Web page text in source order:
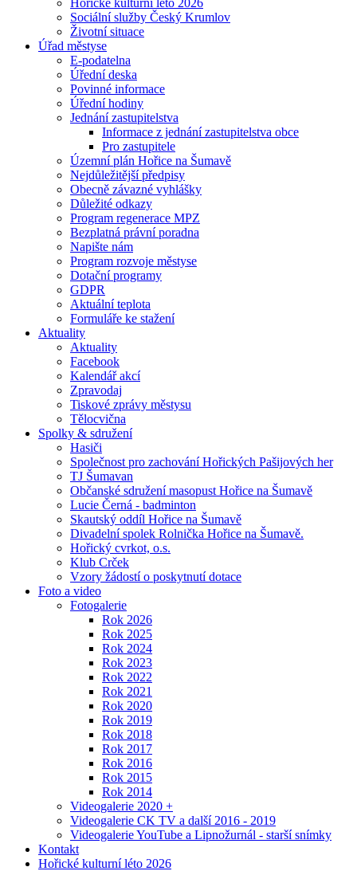
Hořické kulturní léto 2026
Sociální služby Český Krumlov
Životní situace
Úřad městyse
E-podatelna
Úřední deska
Povinné informace
Úřední hodiny
Jednání zastupitelstva
Informace z jednání zastupitelstva obce
Pro zastupitele
Územní plán Hořice na Šumavě
Nejdůležitější předpisy
Obecně závazné vyhlášky
Důležité odkazy
Program regenerace MPZ
Bezplatná právní poradna
Napište nám
Program rozvoje městyse
Dotační programy
GDPR
Aktuální teplota
Formuláře ke stažení
Aktuality
Aktuality
Facebook
Kalendář akcí
Zpravodaj
Tiskové zprávy městysu
Tělocvična
Spolky & sdružení
Hasiči
Společnost pro zachování Hořických Pašijových her
TJ Šumavan
Občanské sdružení masopust Hořice na Šumavě
Lucie Černá - badminton
Skautský oddíl Hořice na Šumavě
Divadelní spolek Rolnička Hořice na Šumavě.
Hořický cvrkot, o.s.
Klub Crček
Vzory žádostí o poskytnutí dotace
Foto a video
Fotogalerie
Rok 2026
Rok 2025
Rok 2024
Rok 2023
Rok 2022
Rok 2021
Rok 2020
Rok 2019
Rok 2018
Rok 2017
Rok 2016
Rok 2015
Rok 2014
Videogalerie 2020 +
Videogalerie CK TV a další 2016 - 2019
Videogalerie YouTube a Lipnožurnál - starší snímky
Kontakt
Hořické kulturní léto 2026